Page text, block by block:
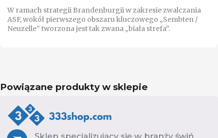
W ramach strategii Brandenburgii w zakresie zwalczania
ASF, wokół pierwszego obszaru kluczowego „Sembten /
Neuzelle” tworzona jest tak zwana „biała strefa”.
Powiązane produkty w sklepie
Sklep specjalizujący się w branży świń